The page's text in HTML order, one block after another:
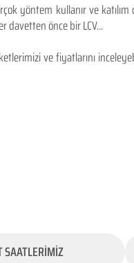
yöntem kullanır ve katılım
davetten önce bir LCV...
ve fiyatlarını
SAATLERİMİZ